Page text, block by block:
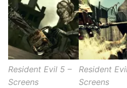
Resident Evil 5 –
Screens
Resident
Screens